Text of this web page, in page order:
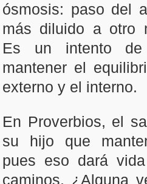
ósmosis: paso del
más diluido a otro
Es un intento
mantener el
externo y el interno.
En Proverbios, el
su hijo que
pues eso dará
caminos. ¿Alguna